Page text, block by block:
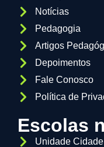
Notícias
Pedagogia
Artigos
Depoimentos
Fale Conosco
Política de
Escolas
Unidade